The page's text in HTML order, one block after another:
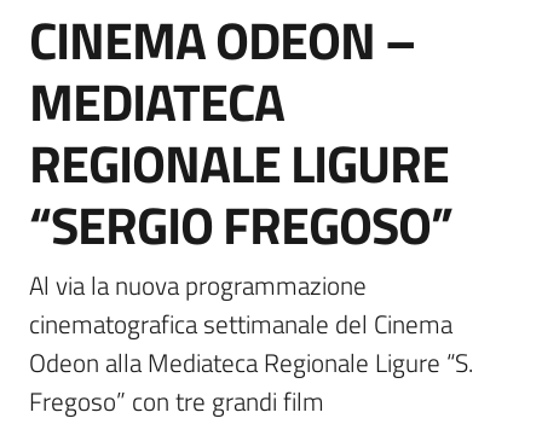
Civile
Medaglia
d'argento
al Valor
Militare
Amministrazione
Novità
Menu selezionato
Salta al contenuto
CINEMA ODEON –
MEDIATECA
REGIONALE LIGURE
“SERGIO FREGOSO”
Al via la nuova programmazione
cinematografica settimanale del Cinema
Odeon alla Mediateca Regionale Ligure “S.
Fregoso” con tre grandi film